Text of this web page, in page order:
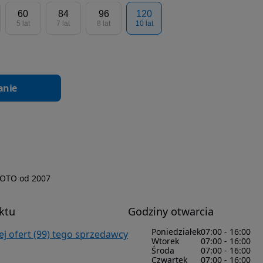
60
5 lat
84
7 lat
96
8 lat
120
10 lat
od 2007
ofert (99) tego sprzedawcy
Godziny otwarcia
Poniedziałek07:00 - 16:00
Wtorek
07:00 - 16:00
Środa
07:00 - 16:00
Czwartek
07:00 - 16:00